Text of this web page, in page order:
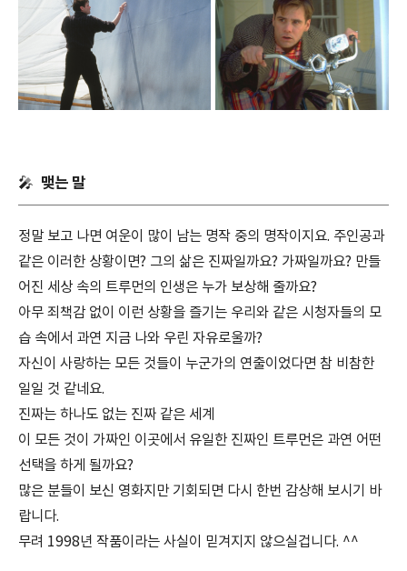
🎤 맺는 말
정말 보고 나면 여운이 많이 남는 명작 중의 명작이지요. 주인공과
같은 이러한 상황이면? 그의 삶은 진짜일까요? 가짜일까요? 만들
어진 세상 속의 트루먼의 인생은 누가 보상해 줄까요?
아무 죄책감 없이 이런 상황을 즐기는 우리와 같은 시청자들의 모
습 속에서 과연 지금 나와 우린 자유로울까?
자신이 사랑하는 모든 것들이 누군가의 연출이었다면 참 비참한
일일 것 같네요.
진짜는 하나도 없는 진짜 같은 세계
이 모든 것이 가짜인 이곳에서 유일한 진짜인 트루먼은 과연 어떤
선택을 하게 될까요?
많은 분들이 보신 영화지만 기회되면 다시 한번 감상해 보시기 바
랍니다.
무려 1998년 작품이라는 사실이 믿겨지지 않으실겁니다. ^^